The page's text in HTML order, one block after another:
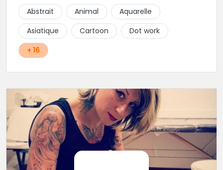
qualité de service à tous les tatoué(e)s. L'intérêt est
de prendre son temps, faire les bons choix, et
toujours se donner à 1000 %. Sans oublier, une
hygiène irréprochable. La bonne humeur, l'échange,
le respect, faire un travail personnalisé et toujours de
qualité, sont les mots d'ordre dans cet atelier. " Si
Abstrait Animal
Aquarelle
Asiatique
Cartoon
Dot work
+ 16